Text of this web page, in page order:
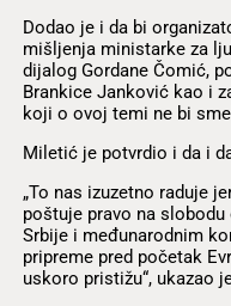
Dodao je i da bi
mišljenja ministarke za
dijalog Gordane Čomić,
Brankice Janković kao i
koji o ovoj temi ne bi
Miletić je potvrdio i da i
„To nas izuzetno raduje
poštuje pravo na
Srbije i međunarodnim
pripreme pred početak
uskoro pristižu“, ukazao